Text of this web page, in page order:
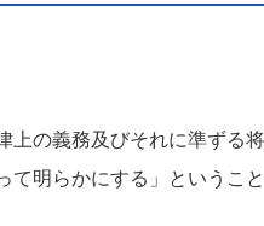
の義務及びそれに準ずる
明らかにする」というこ